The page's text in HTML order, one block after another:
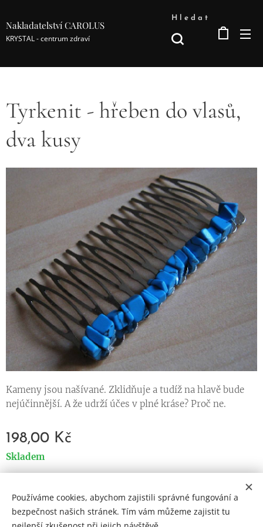
Nakladatelství CAROLUS
KRYSTAL - centrum zdraví
Hledat
Tyrkenit - hřeben do vlasů,
dva kusy
Kameny jsou našívané. Zklidňuje a tudíž na hlavě bude
nejúčinnější. A že udrží účes v plné kráse? Proč ne.
198,00 Kč
Skladem
Cookies
Používáme cookies, abychom zajistili správné fungování a
bezpečnost našich stránek. Tím vám můžeme zajistit tu